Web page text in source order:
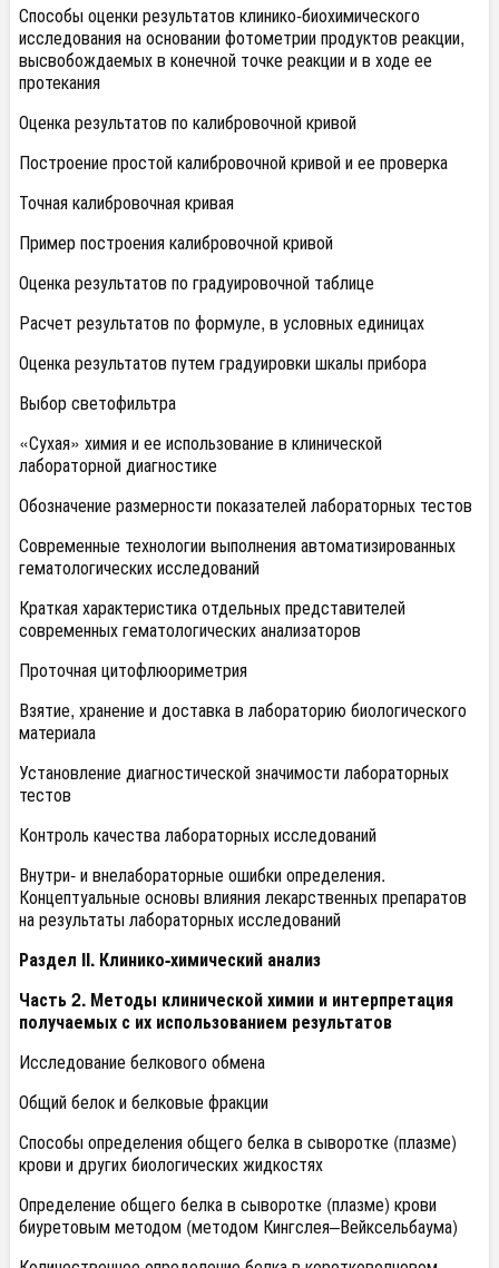
Способы оценки результатов клинико-биохимического
исследования на основании фотометрии продуктов реакции,
высвобождаемых в конечной точке реакции и в ходе ее
протекания
Оценка результатов по калибровочной кривой
Построение простой калибровочной кривой и ее проверка
Точная калибровочная кривая
Пример построения калибровочной кривой
Оценка результатов по градуировочной таблице
Расчет результатов по формуле, в условных единицах
Оценка результатов путем градуировки шкалы прибора
Выбор светофильтра
«Сухая» химия и ее использование в клинической
лабораторной диагностике
Обозначение размерности показателей лабораторных тестов
Современные технологии выполнения автоматизированных
гематологических исследований
Краткая характеристика отдельных представителей
современных гематологических анализаторов
Проточная цитофлюориметрия
Взятие, хранение и доставка в лабораторию биологического
материала
Установление диагностической значимости лабораторных
тестов
Контроль качества лабораторных исследований
Внутри- и внелабораторные ошибки определения.
Концептуальные основы влияния лекарственных препаратов
на результаты лабораторных исследований
Раздел II. Клинико-химический анализ
Часть 2. Методы клинической химии и интерпретация
получаемых с их использованием результатов
Исследование белкового обмена
Общий белок и белковые фракции
Способы определения общего белка в сыворотке (плазме)
крови и других биологических жидкостях
Определение общего белка в сыворотке (плазме) крови
биуретовым методом (методом Кингслея–Вейксельбаума)